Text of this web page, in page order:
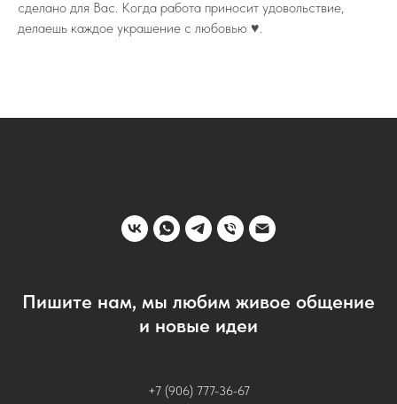
сделано для Вас. Когда работа приносит удовольствие,
делаешь каждое украшение с любовью ♥️.
Пишите нам, мы любим живое общение
и новые идеи
+7 (906) 777-36-67